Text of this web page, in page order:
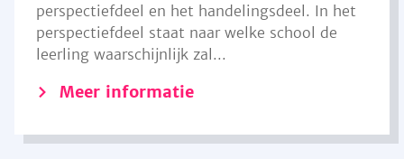
perspectiefdeel en het handelingsdeel. In het
perspectiefdeel staat naar welke school de
leerling waarschijnlijk zal...
Meer informatie